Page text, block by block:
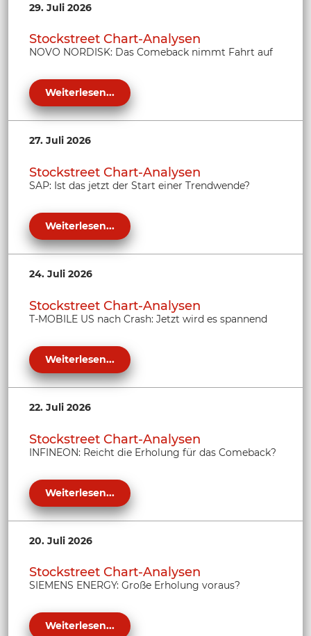
29. Juli 2026
Stockstreet Chart-Analysen
NOVO NORDISK: Das Comeback nimmt Fahrt auf
Weiterlesen...
27. Juli 2026
Stockstreet Chart-Analysen
SAP: Ist das jetzt der Start einer Trendwende?
Weiterlesen...
24. Juli 2026
Stockstreet Chart-Analysen
T-MOBILE US nach Crash: Jetzt wird es spannend
Weiterlesen...
22. Juli 2026
Stockstreet Chart-Analysen
INFINEON: Reicht die Erholung für das Comeback?
Weiterlesen...
20. Juli 2026
Stockstreet Chart-Analysen
SIEMENS ENERGY: Große Erholung voraus?
Weiterlesen...